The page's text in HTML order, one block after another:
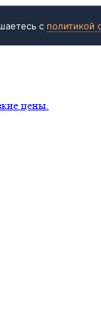
с политикой
цены.